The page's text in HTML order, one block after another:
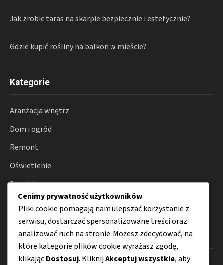
Jak zrobic taras na skarpie bezpiecznie i estetycznie?
Gdzie kupić rośliny na balkon w mieście?
Kategorie
Aranżacja wnętrz
Dom i ogród
Remont
Oświetlenie
Smart home
Porady
Menu
Cenimy prywatność użytkowników
Pliki cookie pomagają nam ulepszać korzystanie z
serwisu, dostarczać spersonalizowane treści oraz
analizować ruch na stronie. Możesz zdecydować, na
które kategorie plików cookie wyrażasz zgodę,
klikającDostosuj. KliknijAkceptuj wszystkie, aby